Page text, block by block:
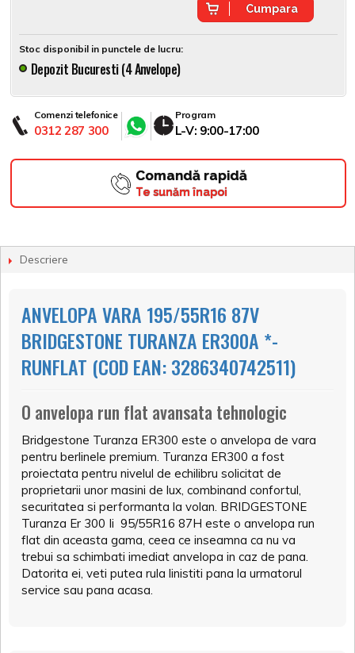
Cumpara
Stoc disponibil in punctele de lucru:
Depozit Bucuresti (4 Anvelope)
Comenzi telefonice
0312 287 300
Program
L-V: 9:00-17:00
Comandă rapidă
Te sunăm înapoi
Descriere
ANVELOPA VARA 195/55R16 87V
BRIDGESTONE TURANZA ER300A *-
RUNFLAT (COD EAN: 3286340742511)
O anvelopa run flat avansata tehnologic
Bridgestone Turanza ER300 este o anvelopa de vara
pentru berlinele premium. Turanza ER300 a fost
proiectata pentru nivelul de echilibru solicitat de
proprietarii unor masini de lux, combinand confortul,
securitatea si performanta la volan. BRIDGESTONE
Turanza Er 300 Ii 95/55R16 87H este o anvelopa run
flat din aceasta gama, ceea ce inseamna ca nu va
trebui sa schimbati imediat anvelopa in caz de pana.
Datorita ei, veti putea rula linistiti pana la urmatorul
service sau pana acasa.